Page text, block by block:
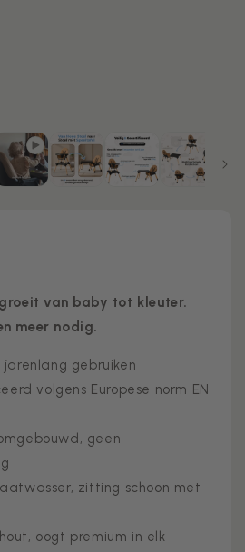
van baby tot kleuter.
meer nodig.
gebruiken
volgens Europese norm EN
geen
zitting schoon met
oogt premium in elk